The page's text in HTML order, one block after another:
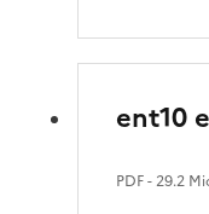
ent10
PDF- 29.2